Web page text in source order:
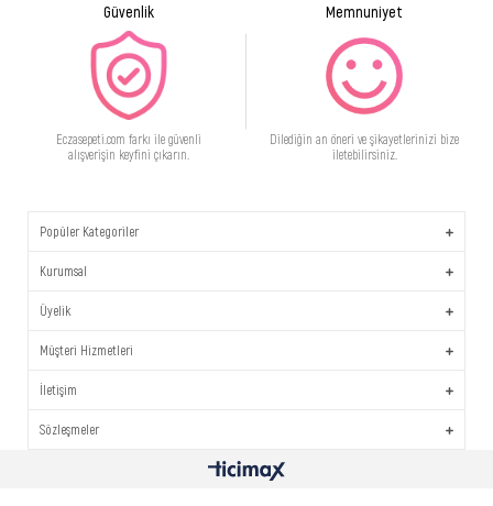
Güvenlik
Eczasepeti.com farkı ile güvenli
alışverişin keyfini çıkarın.
Memnuniyet
Dilediğin an öneri ve şikayetlerinizi bize
iletebilirsiniz.
Popüler Kategoriler
Kurumsal
Üyelik
Müşteri Hizmetleri
İletişim
Sözleşmeler